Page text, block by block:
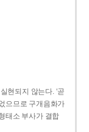
현되지 않는다. ‘곧
으므로 구개음화가
태소 부사가 결합